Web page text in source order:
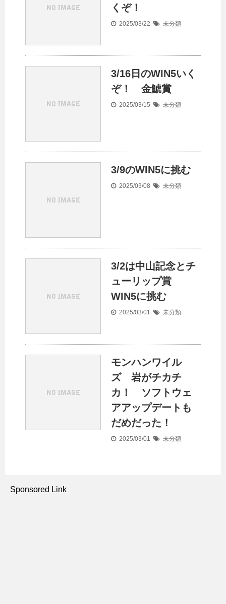
くぞ！
2025/03/22 未分類
3/16日のWIN5いく
ぞ！ 金鯱賞
2025/03/15 未分類
3/9のWIN5に挑む
2025/03/08 未分類
3/2は中山記念とチ
ューリップ賞
WIN5に挑む
2025/03/01 未分類
モンハンワイル
ズ 岩がチカチ
カ！ ソフトウェ
アアップデートも
だめだった！
2025/03/01 未分類
Sponsored Link